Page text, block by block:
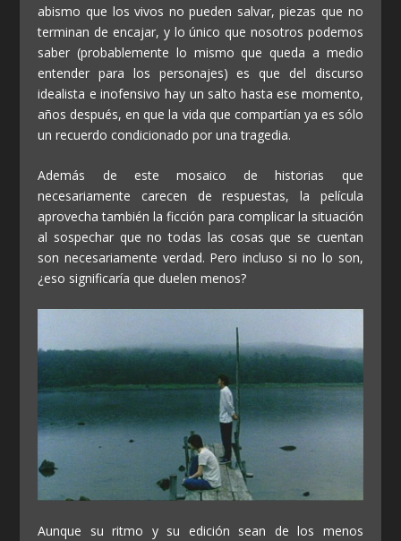
abismo que los vivos no pueden salvar, piezas que no
terminan de encajar, y lo único que nosotros podemos
saber (probablemente lo mismo que queda a medio
entender para los personajes) es que del discurso
idealista e inofensivo hay un salto hasta ese momento,
años después, en que la vida que compartían ya es sólo
un recuerdo condicionado por una tragedia.
Además de este mosaico de historias que
necesariamente carecen de respuestas, la película
aprovecha también la ficción para complicar la situación
al sospechar que no todas las cosas que se cuentan
son necesariamente verdad. Pero incluso si no lo son,
¿eso significaría que duelen menos?
Aunque su ritmo y su edición sean de los menos